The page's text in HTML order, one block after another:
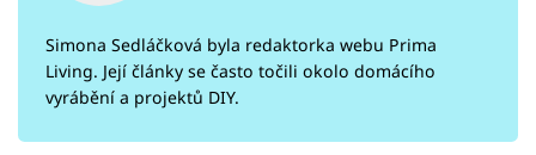
Simona Sedláčková byla redaktorka webu Prima
Living. Její články se často točili okolo domácího
vyrábění a projektů DIY.